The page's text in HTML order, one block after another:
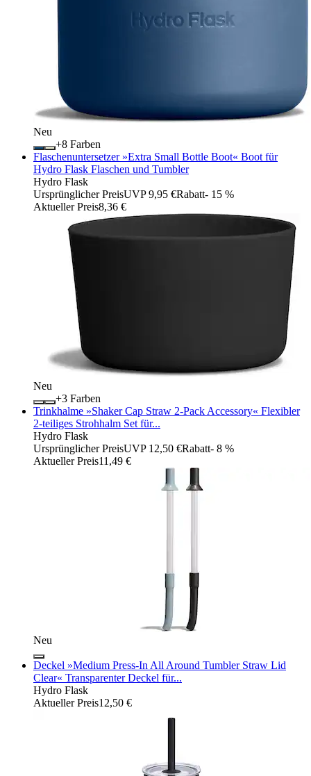
Neu
+
Farben
Flaschenuntersetzer »Extra Small Bottle Boot« Boot für
Hydro Flask Flaschen und Tumbler
Hydro Flask
Ursprünglicher PreisUVP 9,95 €Rabatt- 15 %
Aktueller Preis8,36 €
Neu
+
Farben
Trinkhalme »Shaker Cap Straw 2-Pack Accessory« Flexibler
2-teiliges Strohhalm Set für...
Hydro Flask
Ursprünglicher PreisUVP 12,50 €Rabatt- 8 %
Aktueller Preis11,49 €
Neu
Deckel »Medium Press-In All Around Tumbler Straw Lid
Clear« Transparenter Deckel für...
Hydro Flask
Aktueller Preis12,50 €